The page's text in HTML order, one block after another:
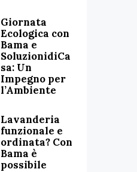
Giornata
Ecologica con
Bama e
SoluzionidiCa
sa: Un
Impegno per
l’Ambiente
Lavanderia
funzionale e
ordinata? Con
Bama è
possibile